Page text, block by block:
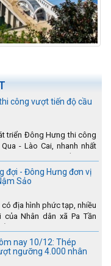
công vượt tiến độ cầu
triển Đông Hưng thi công
- Lào Cai, nhanh nhất
đợi - Đông Hưng đơn vị
Sảo
địa hình phức tạp, nhiều
Nhân dân xã Pa Tần
nay 10/12: Thép
ngưỡng 4.000 nhân